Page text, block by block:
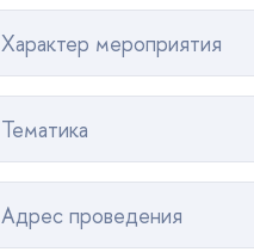
Характер мероприятия
Тематика
Адрес проведения